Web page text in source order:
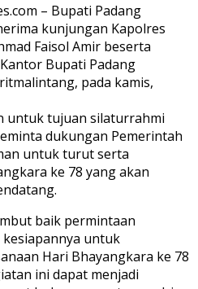
– Bupati Padang
kunjungan Kapolres
Faisol Amir beserta
Bupati Padang
pada kamis,
untuk tujuan silaturrahmi
dukungan Pemerintah
untuk turut serta
ke 78 yang akan
baik permintaan
untuk
Hari Bhayangkara ke 78
ini dapat menjadi